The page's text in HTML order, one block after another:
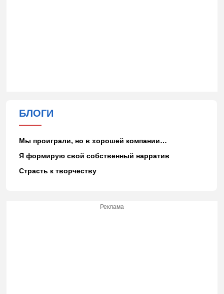
БЛОГИ
Мы проиграли, но в хорошей компании…
Я формирую свой собственный нарратив
Страсть к творчеству
Реклама